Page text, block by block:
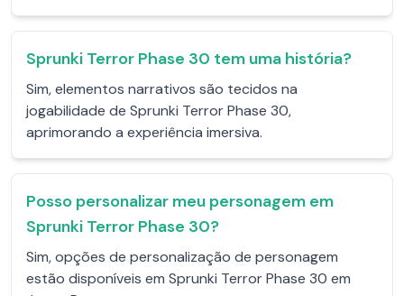
Sprunki Terror Phase 30 tem uma história?
Sim, elementos narrativos são tecidos na
jogabilidade de Sprunki Terror Phase 30,
aprimorando a experiência imersiva.
Posso personalizar meu personagem em
Sprunki Terror Phase 30?
Sim, opções de personalização de personagem
estão disponíveis em Sprunki Terror Phase 30 em